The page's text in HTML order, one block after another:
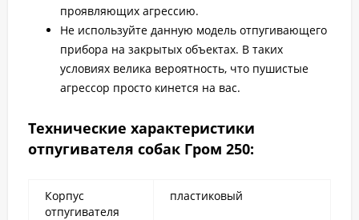
проявляющих агрессию.
Не используйте данную модель отпугивающего
прибора на закрытых объектах. В таких
условиях велика вероятность, что пушистые
агрессор просто кинется на вас.
Технические характеристики
отпугивателя собак Гром 250:
Корпус
отпугивателя
пластиковый